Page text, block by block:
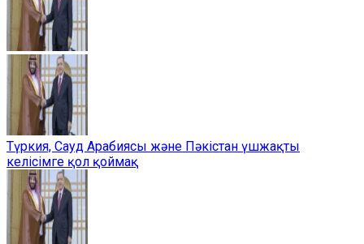
Түркия, Сауд Арабиясы және Пәкістан үшжақты
келісімге қол қоймақ